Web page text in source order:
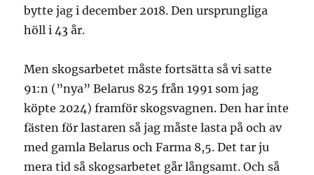
bytte jag i december 2018. Den ursprungliga
höll i 43 år.
Men skogsarbetet måste fortsätta så vi satte
91:n (”nya” Belarus 825 från 1991 som jag
köpte 2024) framför skogsvagnen. Den har inte
fästen för lastaren så jag måste lasta på och av
med gamla Belarus och Farma 8,5. Det tar ju
mera tid så skogsarbetet går långsamt. Och så